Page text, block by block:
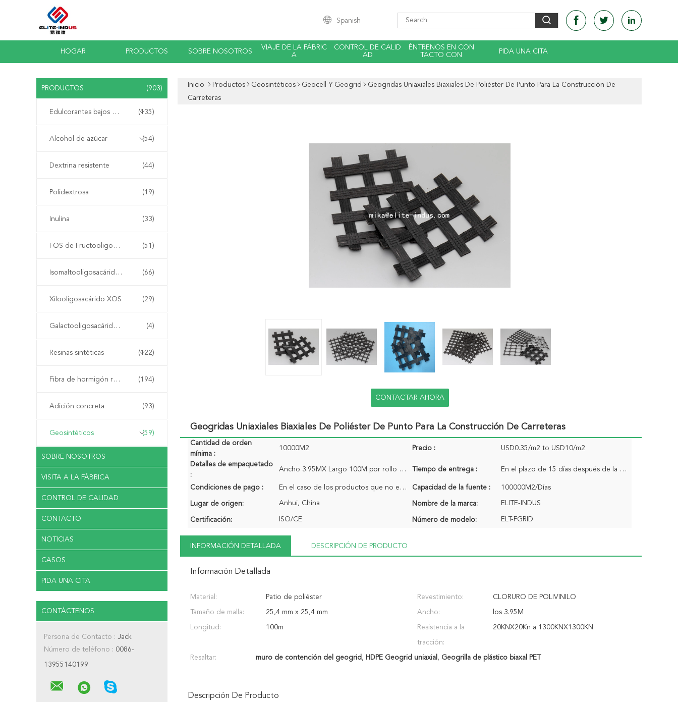
Spanish
HOGAR PRODUCTOS SOBRE NOSOTROS
VIAJE DE LA FÁBRIC
A
CONTROL DE CALID
AD
ÉNTRENOS EN CON
TACTO CON
PIDA UNA CITA
PRODUCTOS (903)
Edulcorantes bajos en calorías (135)
Alcohol de azúcar (54)
Dextrina resistente (44)
Polidextrosa (19)
Inulina (33)
FOS de Fructooligosaccharide (51)
Isomaltooligosacárido OMI (66)
Xilooligosacárido XOS (29)
Galactooligosacárido GOS (4)
Resinas sintéticas (122)
Fibra de hormigón reforzado (194)
Adición concreta (93)
Geosintéticos (59)
SOBRE NOSOTROS
VISITA A LA FÁBRICA
CONTROL DE CALIDAD
CONTACTO
NOTICIAS
CASOS
PIDA UNA CITA
CONTÁCTENOS
Persona de Contacto : Jack
Número de teléfono : 0086-
13955140199
Inicio Productos Geosintéticos Geocell Y Geogrid
Geogridas Uniaxiales Biaxiales De Poliéster De Punto Para La Construcción De
Carreteras
CONTACTAR AHORA
Geogridas Uniaxiales Biaxiales De Poliéster De Punto Para La Construcción De Carreteras
Cantidad de orden
mínima :
10000M2 Precio : USD0.35/m2 to USD10/m2
Detalles de empaquetado
:
Ancho 3.95MX Largo 100M por rollo en bolsa de película PE Tiempo de entrega : En el plazo de 15 días después de la confirmación de la orden
Condiciones de pago : En el caso de los productos que no estén incluidos en la lista de productos, se utilizará el código Capacidad de la fuente : 100000M2/Días
Lugar de origen: Anhui, China Nombre de la marca: ELITE-INDUS
Certificación: ISO/CE Número de modelo: ELT-FGRID
INFORMACIÓN DETALLADA DESCRIPCIÓN DE PRODUCTO
Información Detallada
Material: Patio de poliéster Revestimiento: CLORURO DE POLIVINILO
Tamaño de malla: 25,4 mm x 25,4 mm Ancho: los 3.95M
Longitud: 100m Resistencia a la
tracción:
20KNX20Kn a 1300KNX1300KN
Resaltar: muro de contención del geogrid , HDPE Geogrid uniaxial , Geogrilla de plástico biaxal PET
Descripción De Producto